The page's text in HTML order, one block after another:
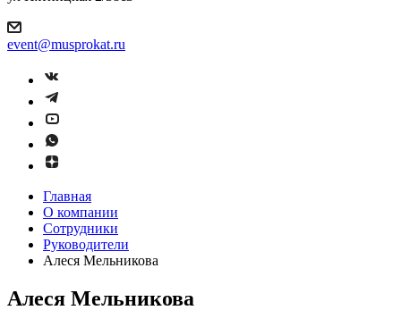
event@musprokat.ru
Главная
О компании
Сотрудники
Руководители
Алеся Мельникова
Алеся Мельникова